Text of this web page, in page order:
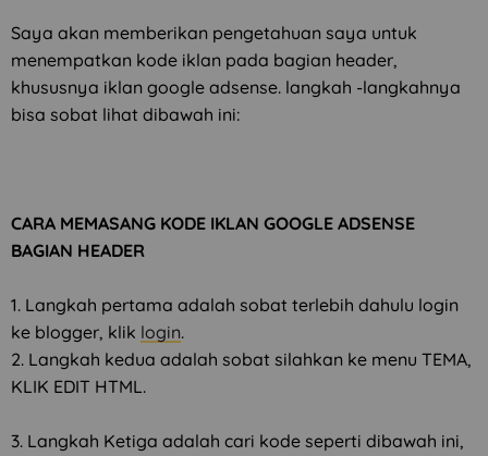
Saya akan memberikan pengetahuan saya untuk
menempatkan kode iklan pada bagian header,
khususnya iklan google adsense. langkah -langkahnya
bisa sobat lihat dibawah ini:
CARA MEMASANG KODE IKLAN GOOGLE ADSENSE
BAGIAN HEADER
1. Langkah pertama adalah sobat terlebih dahulu login
ke blogger, klik login.
2. Langkah kedua adalah sobat silahkan ke menu TEMA,
KLIK EDIT HTML.
3. Langkah Ketiga adalah cari kode seperti dibawah ini,